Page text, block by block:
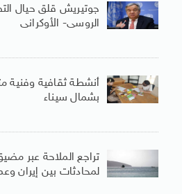
جوتيريش قلق حيال
الروسى- الأوكرانى
أنشطة ثقافية وفنية
بشمال سيناء
تراجع الملاحة عبر
لمحادثات بين إيران